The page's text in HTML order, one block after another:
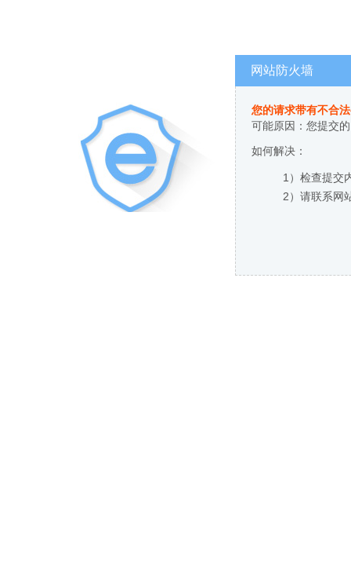
网站防火墙
您的请求带有不合
可能原因：您提交
如何解决：
1）检查提交
2）请联系网